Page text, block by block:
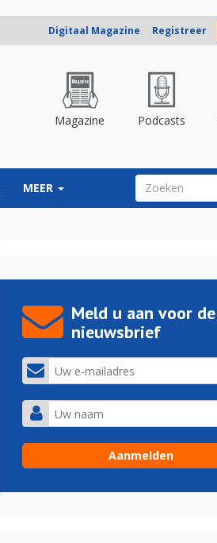
Digitaal Magazine Registreer
Magazine Podcasts
MEER ZOEKVELD
Meld u aan voor de
nieuwsbrief